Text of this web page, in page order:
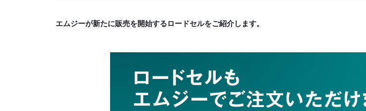
エムジーが新たに販売を開始するロードセルをご紹介します。